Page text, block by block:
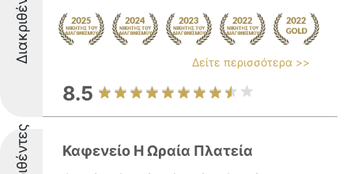
Διακριθέντες Δείτε περισσότερα >>
8.5
Καφενείο Η Ωραία Πλατεία